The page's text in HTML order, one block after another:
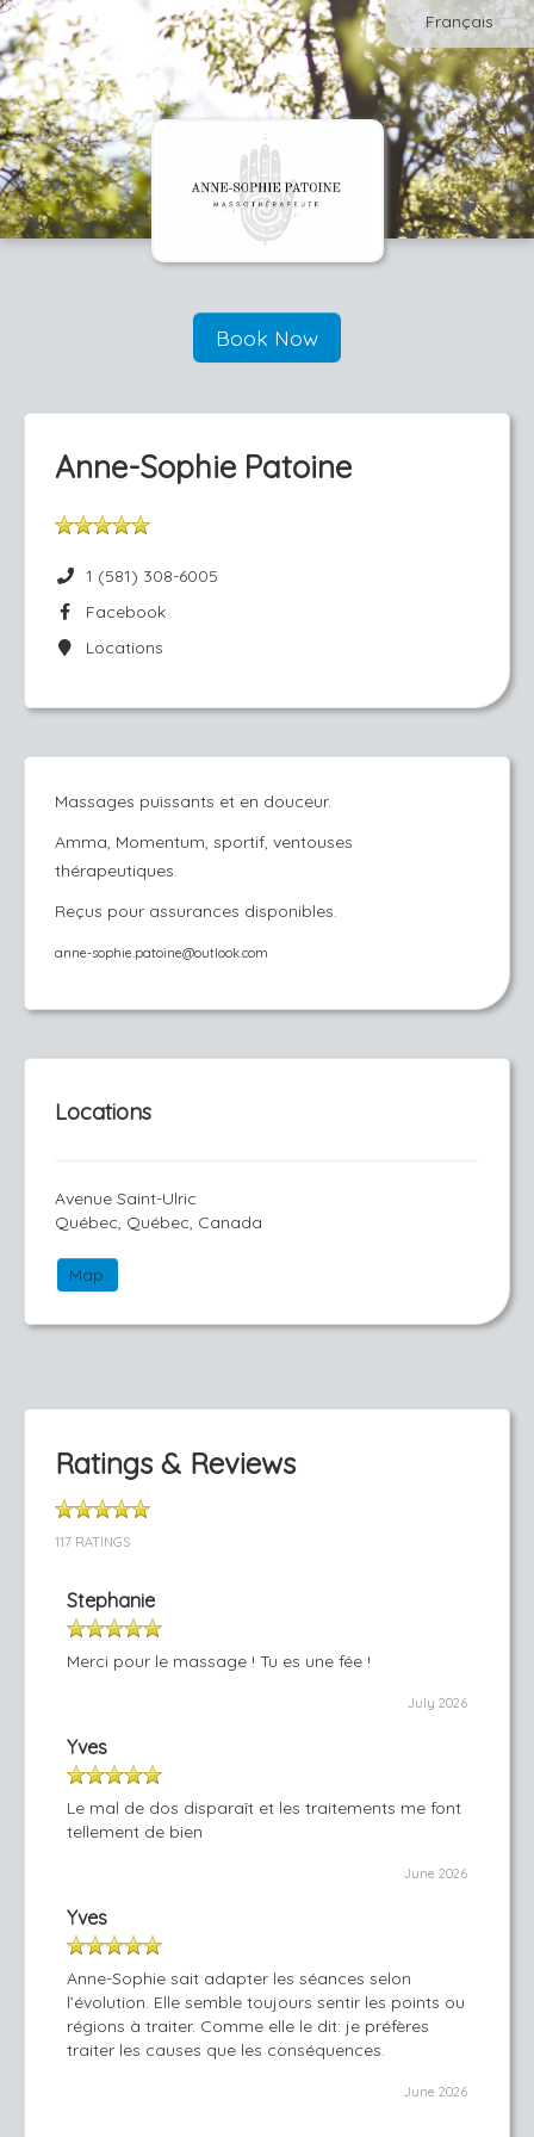
Français
Book Now
Anne-Sophie Patoine
1 (581) 308-6005
Facebook
Locations
​Massages puissants et en douceur.
Amma, Momentum, sportif, ventouses
thérapeutiques.
Reçus pour assurances disponibles.
anne-sophie.patoine@outlook.com
Locations
Avenue Saint-Ulric
Québec, Québec, Canada
Map
Ratings & Reviews
117 RATINGS
Stephanie
Merci pour le massage ! Tu es une fée !
July 2026
Yves
Le mal de dos disparaît et les traitements me font
tellement de bien
June 2026
Yves
Anne-Sophie sait adapter les séances selon
l’évolution. Elle semble toujours sentir les points ou
régions à traiter. Comme elle le dit: je préfères
traiter les causes que les conséquences.
June 2026